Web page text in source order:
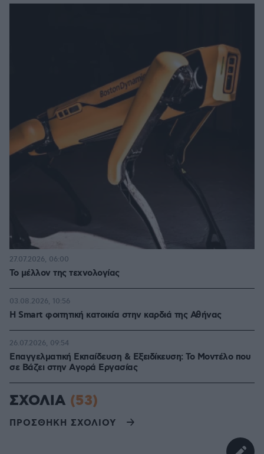
Το μέλλον της τεχνολογίας
27.07.2026, 06:00
Η Smart φοιτητική κατοικία στην καρδιά της Αθήνας
03.08.2026, 10:56
Επαγγελματική Εκπαίδευση & Εξειδίκευση: Το Mοντέλο που
σε Bάζει στην Aγορά Eργασίας
26.07.2026, 09:54
ΣΧΟΛΙΑ (53)
ΠΡΟΣΘΗΚΗ ΣΧΟΛΙΟΥ